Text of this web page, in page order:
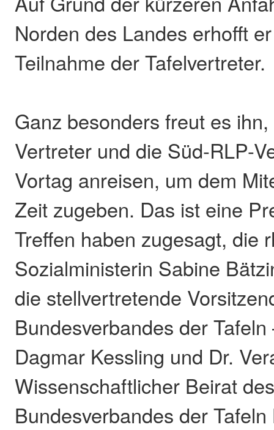
Norden des Landes erhofft
Teilnahme der Tafelvertreter.
Ganz besonders freut es
Vertreter und die Süd-RLP-
Vortag anreisen, um dem
Zeit zugeben. Das ist eine
Treffen haben zugesagt, die
Sozialministerin Sabine
die stellvertretende
Bundesverbandes der Tafeln
Dagmar Kessling und Dr.
Wissenschaftlicher Beirat
Bundesverbandes der